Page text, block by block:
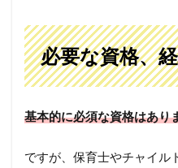
必要な資格、
基本的に必須な資格はあり
ですが、保育士やチャイル